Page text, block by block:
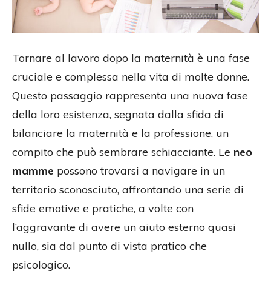
Tornare al lavoro dopo la maternità è una fase
cruciale e complessa nella vita di molte donne.
Questo passaggio rappresenta una nuova fase
della loro esistenza, segnata dalla sfida di
bilanciare la maternità e la professione, un
compito che può sembrare schiacciante. Le neo
mamme possono trovarsi a navigare in un
territorio sconosciuto, affrontando una serie di
sfide emotive e pratiche, a volte con
l’aggravante di avere un aiuto esterno quasi
nullo, sia dal punto di vista pratico che
psicologico.